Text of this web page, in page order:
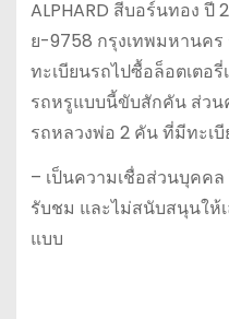
ALPHARD สีบอร์นทอง ปี
ย-9758 กรุงเทพมหานคร
ทะเบียนรถไปซื้อล็อตเตอรี่
รถหรูแบบนี้ขับสักคัน ส่วน
รถหลวงพ่อ 2 คัน ที่มีทะเ
– เป็นความเชื่อส่วนบุคค
รับชม และไม่สนับสนุนใ
แบบ